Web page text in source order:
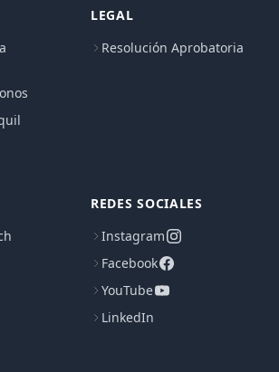
LEGAL
Resolución Aprobatoria
REDES SOCIALES
Instagram
Facebook
YouTube
LinkedIn